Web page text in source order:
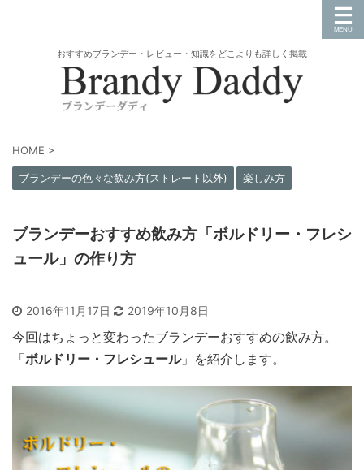
おすすめブランデー・レビュー・知識をどこよりも詳しく掲載
HOME >
ブランデーの色々な飲み方(ストレート以外) 楽しみ方
ブランデーおすすめ飲み方「ボルドリー・フレシ
ュール」の作り方
2016年11月17日 2019年10月8日
今回はちょっと変わったブランデーおすすめの飲み方。
「ボルドリー・フレシュール」を紹介します。